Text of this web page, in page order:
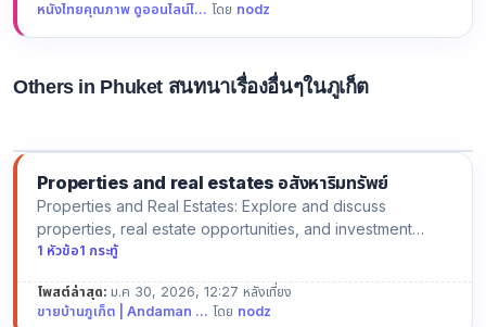
หนังไทยคุณภาพ ดูออนไลน์ไ... โดย nodz
Others in Phuket สนทนาเรื่องอื่นๆในภูเก็ต
Others in Phuket: Explore and discuss everything else about Phuket,
Properties and real estates อสังหาริมทรัพย์
Properties and Real Estates: Explore and discuss
properties, real estate opportunities, and investment
options in Phuke…
1 หัวข้อ1 กระทู้
โพสต์ล่าสุด: ม.ค 30, 2026, 12:27 หลังเที่ยง
ขายบ้านภูเก็ต | Andaman ... โดย nodz